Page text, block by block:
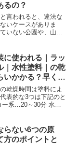
るの？
言われると、違法な
いケースがありま
いない公園や、山で
所としては下記の3つ
...
に使われる｜ラッ
｜水性塗料｜の乾
いかかる？早く乾
は？
乾燥時間は塗料によ
表的な3つは下記のと
系…20～30分 水性
スの仕組みと作成方
らない6つの原
方のポイントと